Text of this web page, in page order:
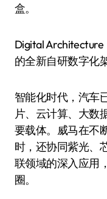
盒。
Digital
的全新自研数字化
智能化时代，汽车
片、云计算、大数
要载体。威马在不
时，还协同紫光、
联领域的深入应用
圈。